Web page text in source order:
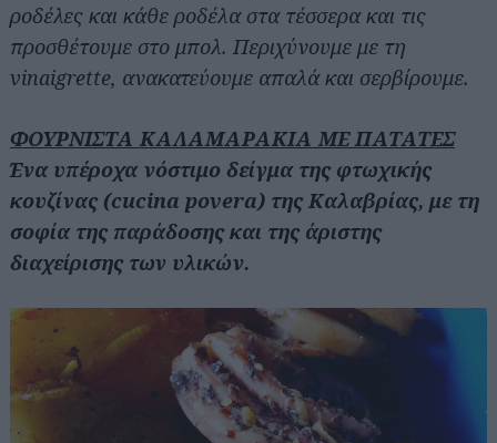
ροδέλες και κάθε ροδέλα στα τέσσερα και τις
προσθέτουμε στο μπολ. Περιχύνουμε με τη
vinaigrette, ανακατεύουμε απαλά και σερβίρουμε.
ΦΟΥΡΝΙΣΤΑ ΚΑΛΑΜΑΡΑΚΙΑ ΜΕ ΠΑΤΑΤΕΣ
Ένα υπέροχα νόστιμο δείγμα της φτωχικής
κουζίνας (cucina povera) της Καλαβρίας, με τη
σοφία της παράδοσης και της άριστης
διαχείρισης των υλικών.